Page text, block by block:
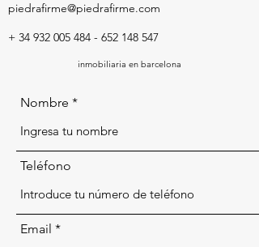
piedrafirme@piedrafirme.com
+ 34 932 005 484 - 652 148 547
inmobiliaria en barcelona
Nombre
Teléfono
Email